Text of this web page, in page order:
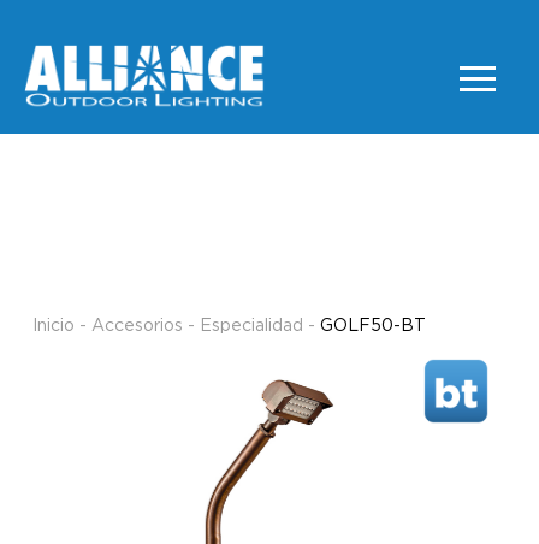
Inicio - Accesorios - Especialidad - GOLF50-BT